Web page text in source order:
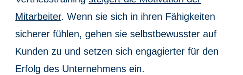
Mitarbeiter. Wenn sie sich in ihren Fähigkeiten
sicherer fühlen, gehen sie selbstbewusster auf
Kunden zu und setzen sich engagierter für den
Erfolg des Unternehmens ein.